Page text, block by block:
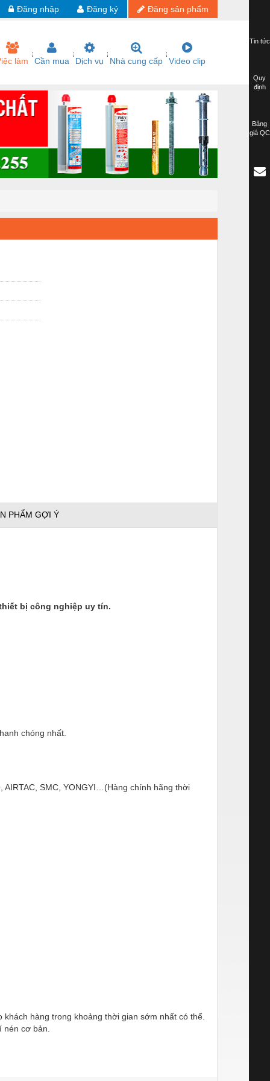
Đăng sản phẩm
Đăng ký
Đăng nhập
làm Cần mua Dịch vụ Nhà cung cấp Video clip
PHẨM GỢI Ý
thiết bị công nghiệp uy tín.
chóng nhất.
SMC, YONGYI…(Hàng chính hãng thời
hàng trong khoảng thời gian sớm nhất có thể.
cơ bản.
Tin tức
Quy
định
Bảng
giá QC